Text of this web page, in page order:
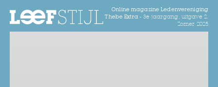
Online magazine Ledenvereniging
Thebe Extra -3e jaargang, uitgave 2,
Zomer 2025